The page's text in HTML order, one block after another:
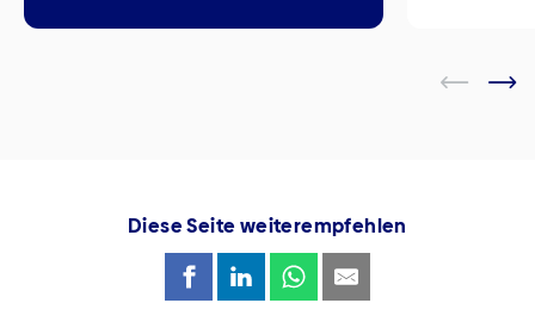
Diese Seite weiterempfehlen